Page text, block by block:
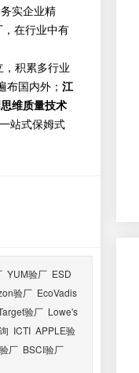
实企业精
在行业中有
积累多行业
国内外； 江
维质量技术
站式保姆式
YUM验厂 ESD
验厂 EcoVadis
验厂 Lowe's
ICTI APPLE验
厂 BSCI验厂